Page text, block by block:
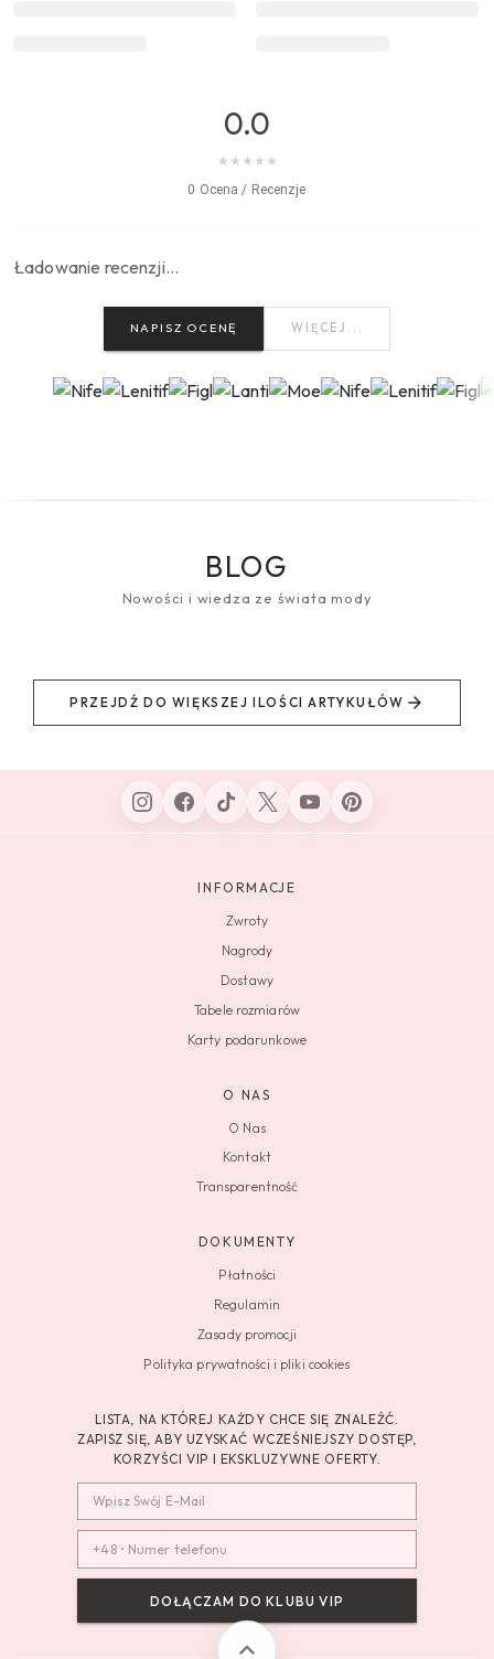
0.0
★ ★ ★ ★ ★
0 Ocena / Recenzje
Ładowanie recenzji…
NAPISZ OCENĘ WIĘCEJ...
BLOG
Nowości i wiedza ze świata mody
PRZEJDŹ DO WIĘKSZEJ ILOŚCI ARTYKUŁÓW
INFORMACJE
Zwroty
Nagrody
Dostawy
Tabele rozmiarów
Karty podarunkowe
O NAS
O Nas
Kontakt
Transparentność
DOKUMENTY
Płatności
Regulamin
Zasady promocji
Polityka prywatności i pliki cookies
LISTA, NA KTÓREJ KAŻDY CHCE SIĘ ZNALEŹĆ.
ZAPISZ SIĘ, ABY UZYSKAĆ WCZEŚNIEJSZY DOSTĘP,
KORZYŚCI VIP I EKSKLUZYWNE OFERTY.
DOŁĄCZAM DO KLUBU VIP